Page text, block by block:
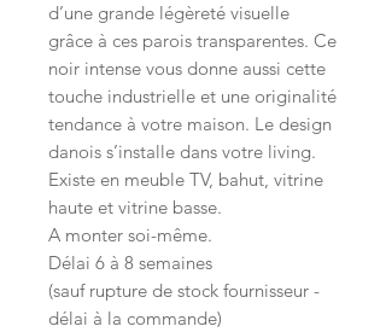
d’une grande légèreté visuelle
grâce à ces parois transparentes. Ce
noir intense vous donne aussi cette
touche industrielle et une originalité
tendance à votre maison. Le design
danois s’installe dans votre living.
Existe en meuble TV, bahut, vitrine
haute et vitrine basse.
A monter soi-même.
Délai 6 à 8 semaines
(sauf rupture de stock fournisseur -
délai à la commande)